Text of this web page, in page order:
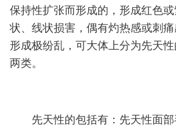
保持性扩张而形成的，形成红色
状、线状损害，偶有灼热感或刺
形成极纷乱，可大体上分为先天
两类。
先天性的包括有：先天性面部